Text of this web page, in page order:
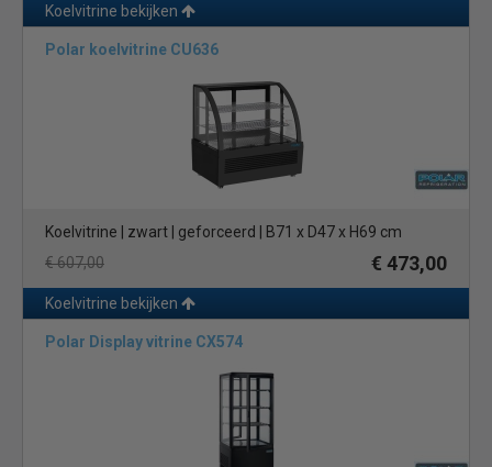
Koelvitrine bekijken
Polar koelvitrine CU636
Koelvitrine | zwart | geforceerd | B71 x D47 x H69 cm
€ 607,00
€ 473,00
Koelvitrine bekijken
Polar Display vitrine CX574